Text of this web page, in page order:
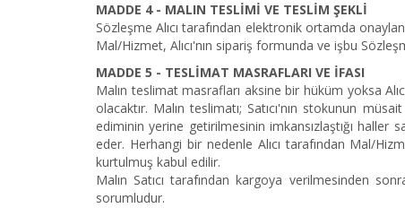
MADDE 4 - MALIN TESLİMİ VE TESLİM ŞEKLİ
Sözleşme Alıcı tarafından elektronik ortamda
Mal/Hizmet, Alıcı'nın sipariş formunda ve işbu
MADDE 5 - TESLİMAT MASRAFLARI VE İFASI
Malın teslimat masrafları aksine bir hüküm yoksa
olacaktır. Malın teslimatı; Satıcı'nın stokunun
ediminin yerine getirilmesinin imkansızlaştığı
eder. Herhangi bir nedenle Alıcı tarafından Mal/
kurtulmuş kabul edilir.
Malın Satıcı tarafından kargoya verilmesinden
sorumludur.